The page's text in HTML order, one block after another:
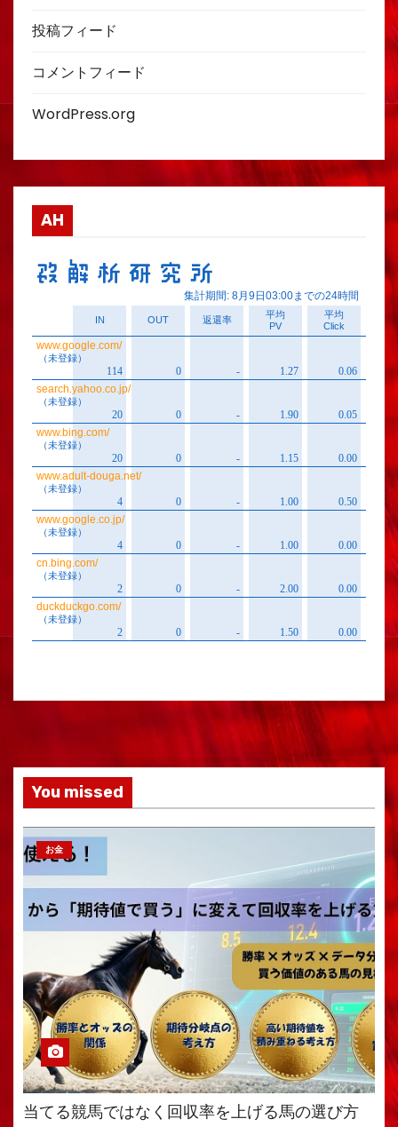
投稿フィード
コメントフィード
WordPress.org
AH
You missed
お金
当てる競馬ではなく回収率を上げる馬の選び方